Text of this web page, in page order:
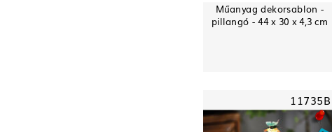
Műanyag dekorsablon -
pillangó - 44 x 30 x 4,3 cm
11735B